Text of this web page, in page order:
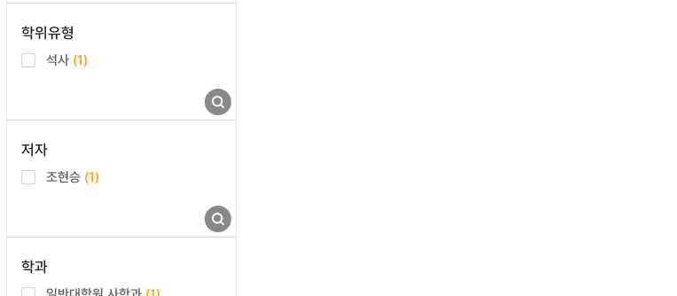
학위유형
석사 (1)
저자
조현승 (1)
학과